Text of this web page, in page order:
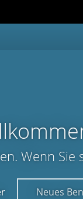
Wenn
Neues